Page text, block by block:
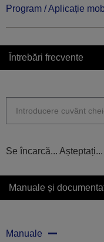
Program / Aplicație
Întrebări frecvente
Se încarcă... Așteptați...
Manuale și
Manuale